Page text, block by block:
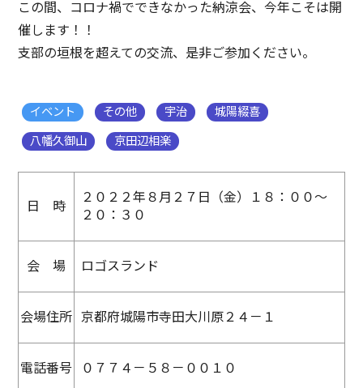
この間、コロナ禍でできなかった納涼会、今年こそは開
催します！！
支部の垣根を超えての交流、是非ご参加ください。
イベント その他 宇治 城陽綴喜
八幡久御山 京田辺相楽
日 時
２０２２年８月２７日（金）１８：００～
２０：３０
会 場 ロゴスランド
会場住所 京都府城陽市寺田大川原２４－１
電話番号 ０７７４－５８－００１０